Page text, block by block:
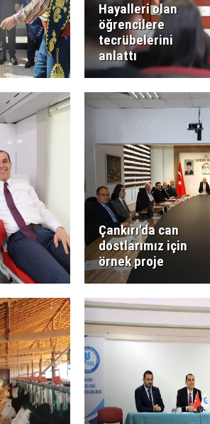
Hayalleri olan
öğrencilere
tecrübelerini
anlattı
Çankırı'da can
dostlarımız için
örnek proje